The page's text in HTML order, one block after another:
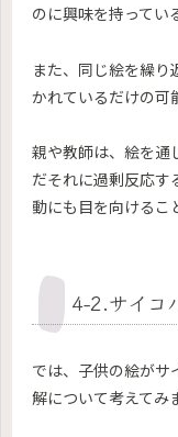
のに興味を持ってい
また、同じ絵を繰
かれているだけの可
親や教師は、絵を通
だそれに過剰反応す
動にも目を向けるこ
4-2.サイコ
では、子供の絵がサ
解について考えてみ